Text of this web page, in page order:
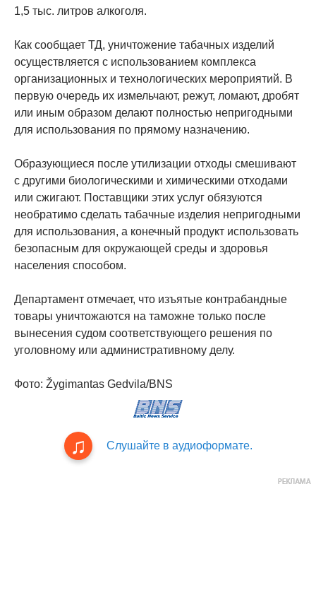
1,5 тыс. литров алкоголя.
Как сообщает ТД, уничтожение табачных изделий
осуществляется с использованием комплекса
организационных и технологических мероприятий. В
первую очередь их измельчают, режут, ломают, дробят
или иным образом делают полностью непригодными
для использования по прямому назначению.
Образующиеся после утилизации отходы смешивают
с другими биологическими и химическими отходами
или сжигают. Поставщики этих услуг обязуются
необратимо сделать табачные изделия непригодными
для использования, а конечный продукт использовать
безопасным для окружающей среды и здоровья
населения способом.
Департамент отмечает, что изъятые контрабандные
товары уничтожаются на таможне только после
вынесения судом соответствующего решения по
уголовному или административному делу.
Фото: Žygimantas Gedvila/BNS
Слушайте в аудиоформате.